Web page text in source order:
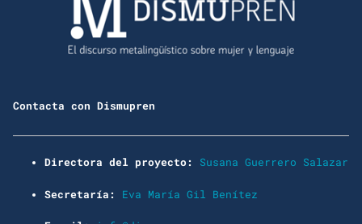
Contacta con Dismupren
Directora del proyecto: Susana Guerrero Salazar
Secretaría: Eva María Gil Benítez